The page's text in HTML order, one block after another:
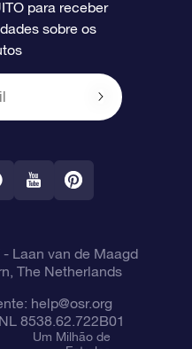
OSR
stars
para receber
sobre os
- Laan van de Maagd
The Netherlands
help@osr.org
8538.62.722B01
Um Milhão de